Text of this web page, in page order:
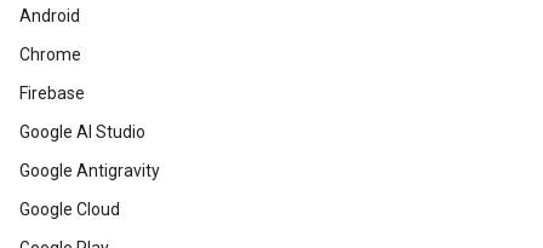
Android
Chrome
Firebase
Google AI Studio
Google Antigravity
Google Cloud